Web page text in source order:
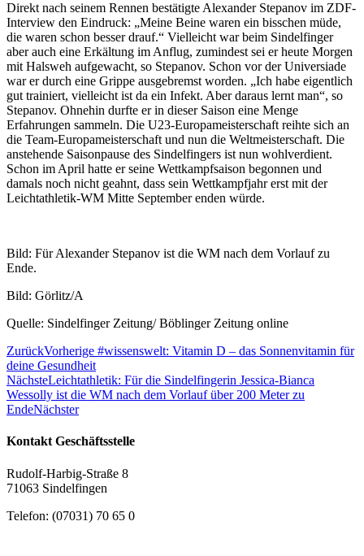
Direkt nach seinem Rennen bestätigte Alexander Stepanov im ZDF-
Interview den Eindruck: „Meine Beine waren ein bisschen müde,
die waren schon besser drauf.“ Vielleicht war beim Sindelfinger
aber auch eine Erkältung im Anflug, zumindest sei er heute Morgen
mit Halsweh aufgewacht, so Stepanov. Schon vor der Universiade
war er durch eine Grippe ausgebremst worden. „Ich habe eigentlich
gut trainiert, vielleicht ist da ein Infekt. Aber daraus lernt man“, so
Stepanov. Ohnehin durfte er in dieser Saison eine Menge
Erfahrungen sammeln. Die U23-Europameisterschaft reihte sich an
die Team-Europameisterschaft und nun die Weltmeisterschaft. Die
anstehende Saisonpause des Sindelfingers ist nun wohlverdient.
Schon im April hatte er seine Wettkampfsaison begonnen und
damals noch nicht geahnt, dass sein Wettkampfjahr erst mit der
Leichtathletik-WM Mitte September enden würde.
Bild: Für Alexander Stepanov ist die WM nach dem Vorlauf zu
Ende.
Bild: Görlitz/A
Quelle: Sindelfinger Zeitung/ Böblinger Zeitung online
ZurückVorherige #wissenswelt: Vitamin D – das Sonnenvitamin für
deine Gesundheit
NächsteLeichtathletik: Für die Sindelfingerin Jessica-Bianca
Wessolly ist die WM nach dem Vorlauf über 200 Meter zu
EndeNächster
Kontakt Geschäftsstelle
Rudolf-Harbig-Straße 8
71063 Sindelfingen
Telefon: (07031) 70 65 0